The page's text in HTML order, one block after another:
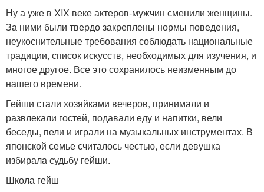
Ну а уже в XIX веке актеров-мужчин сменили женщины.
За ними были твердо закреплены нормы поведения,
неукоснительные требования соблюдать национальные
традиции, список искусств, необходимых для изучения, и
многое другое. Все это сохранилось неизменным до
нашего времени.
Гейши стали хозяйками вечеров, принимали и
развлекали гостей, подавали еду и напитки, вели
беседы, пели и играли на музыкальных инструментах. В
японской семье считалось честью, если девушка
избирала судьбу гейши.
Школа гейш